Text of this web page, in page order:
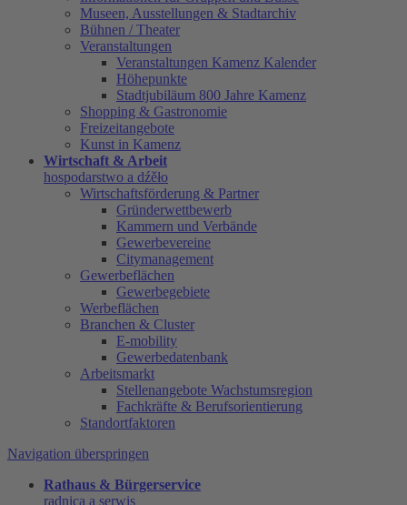
Museen, Ausstellungen & Stadtarchiv
Bühnen / Theater
Veranstaltungen
Veranstaltungen Kamenz Kalender
Höhepunkte
Stadtjubiläum 800 Jahre Kamenz
Shopping & Gastronomie
Freizeitangebote
Kunst in Kamenz
Wirtschaft & Arbeit
hospodarstwo a dźěło
Wirtschaftsförderung & Partner
Gründerwettbewerb
Kammern und Verbände
Gewerbevereine
Citymanagement
Gewerbeflächen
Gewerbegebiete
Werbeflächen
Branchen & Cluster
E-mobility
Gewerbedatenbank
Arbeitsmarkt
Stellenangebote Wachstumsregion
Fachkräfte & Berufsorientierung
Standortfaktoren
Navigation überspringen
Rathaus & Bürgerservice
radnica a serwis